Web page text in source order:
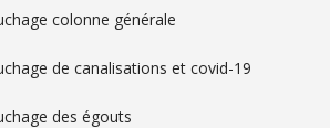
colonne générale
de canalisations et covid-19
des égouts